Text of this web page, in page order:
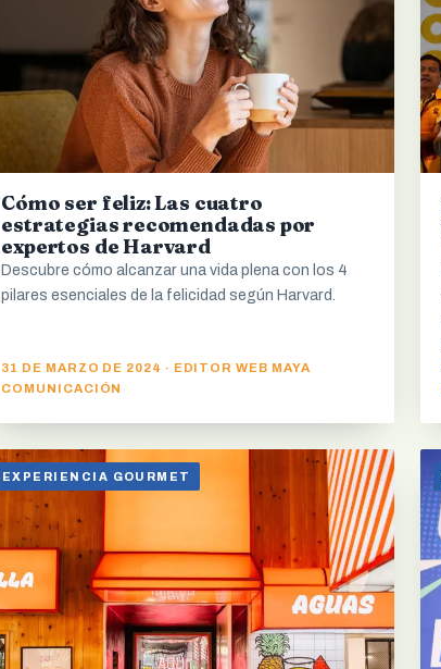
Cómo ser feliz: Las cuatro
estrategias recomendadas por
expertos de Harvard
Descubre cómo alcanzar una vida plena con los 4
pilares esenciales de la felicidad según Harvard.
31 DE MARZO DE 2024 · EDITOR WEB MAYA
COMUNICACIÓN
EXPERIENCIA GOURMET